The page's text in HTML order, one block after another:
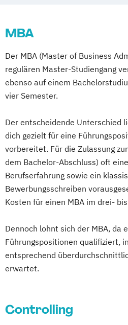
MBA
Der MBA (Master of Business
regulären Master-Studiengang
ebenso auf einem
vier Semester.
Der entscheidende Unterschied
dich gezielt für eine
vorbereitet. Für die Zulassung
dem Bachelor-Abschluss) oft
Berufserfahrung sowie ein
Bewerbungsschreiben
Kosten für einen MBA im drei-
Dennoch lohnt sich der MBA, da
Führungspositionen qualifiziert,
entsprechend
erwartet.
Controlling